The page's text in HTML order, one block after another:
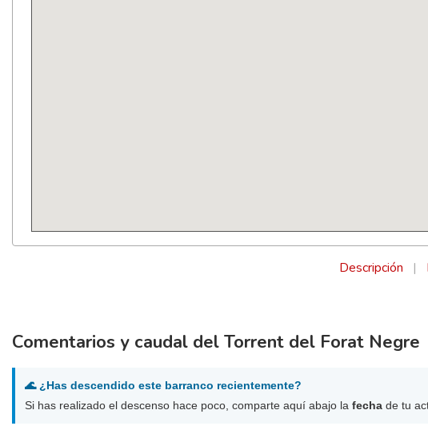
Descripción |
Comentarios y caudal del Torrent del Forat Negre
🌊 ¿Has descendido este barranco recientemente?
Si has realizado el descenso hace poco, comparte aquí abajo la fecha de tu